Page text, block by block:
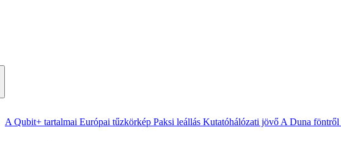
A Qubit+ tartalmai Európai tűzkörkép Paksi leállás Kutatóhálózati jövő A Duna föntről